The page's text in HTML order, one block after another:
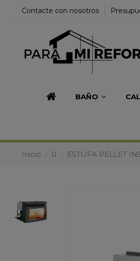
Contacte con nosotros
BAÑO
Inicio 0 ESTUFA PELLET